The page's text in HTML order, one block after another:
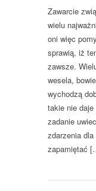
Zawarcie
wielu
oni więc
sprawią, iż
zawsze.
wesela,
wychodzą
takie nie
zadanie
zdarzenia
zapamiętać